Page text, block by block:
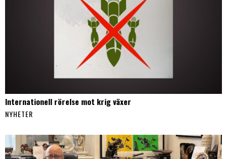
Internationell rörelse mot krig växer
NYHETER